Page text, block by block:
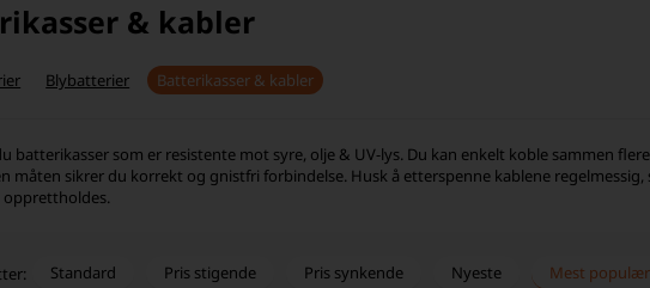
& kabler
Blybatterier Batterikasser & kabler
batterikasser som er resistente mot syre, olje & UV-lys. Du kan enkelt koble sammen
måten sikrer du korrekt og gnistfri forbindelse. Husk å etterspenne kablene
opprettholdes.
Standard Pris stigende Pris synkende Nyeste Mest